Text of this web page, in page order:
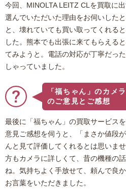
今回、MINOLTA LEITZ CLを買取に
選んでいただいた理由をお伺いした
と、壊れていても買い取ってくれる
した。熊本でも出張に来てもらえる
てみようと。電話の対応が丁寧だっ
しゃっていました。
「福ちゃん」のカメ
のご意見とご感想
最後に「福ちゃん」の買取サービス
意見ご感想を伺うと、「まさか値段
んと見て評価してくれるとは思いま
方もカメラに詳しくて、昔の機種の
ね。気持ちよく手放せて、頼んで良
お言葉をいただきました。